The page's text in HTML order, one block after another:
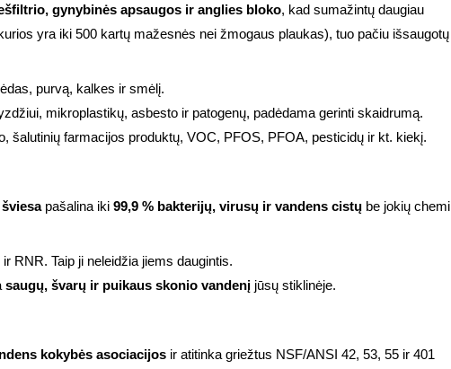
gynybinės apsaugos ir anglies bloko, kad sumažintų daugiau
yra iki 500 kartų mažesnės nei žmogaus plaukas), tuo pačiu išsaugotų
purvą, kalkes ir smėlį.
mikroplastikų, asbesto ir patogenų, padėdama gerinti skaidrumą.
šalutinių farmacijos produktų, VOC, PFOS, PFOA, pesticidų ir kt. kiekį.
pašalina iki99,9 % bakterijų, virusų ir vandens cistų be jokių
RNR. Taip ji neleidžia jiems daugintis.
saugų, švarų ir puikaus skonio vandenį jūsų stiklinėje.
kokybės asociacijos ir atitinka griežtus NSF/ANSI 42, 53, 55 ir 401